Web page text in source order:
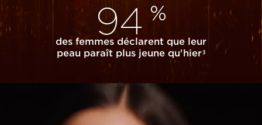
94 %
des femmes déclarent que leur
peau paraît plus jeune qu'hier3